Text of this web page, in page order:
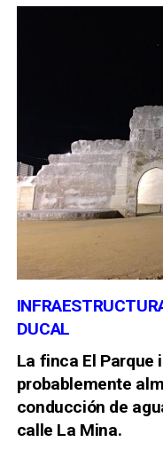
DUCAL
La finca El Parque
probablemente
conducción de
calle La Mina.